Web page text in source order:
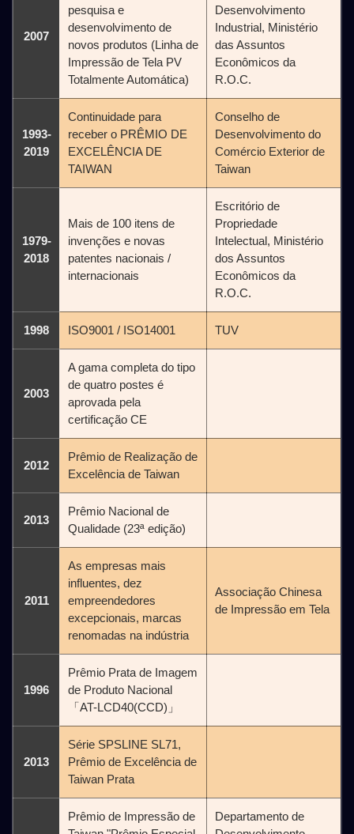
2007
pesquisa e
desenvolvimento de
novos produtos (Linha de
Impressão de Tela PV
Totalmente Automática)
Desenvolvimento
Industrial, Ministério
das Assuntos
Econômicos da
R.O.C.
1993-
2019
Continuidade para
receber o PRÊMIO DE
EXCELÊNCIA DE
TAIWAN
Conselho de
Desenvolvimento do
Comércio Exterior de
Taiwan
1979-
2018
Mais de 100 itens de
invenções e novas
patentes nacionais /
internacionais
Escritório de
Propriedade
Intelectual, Ministério
dos Assuntos
Econômicos da
R.O.C.
1998 ISO9001 / ISO14001 TUV
2003
A gama completa do tipo
de quatro postes é
aprovada pela
certificação CE
2012
Prêmio de Realização de
Excelência de Taiwan
2013
Prêmio Nacional de
Qualidade (23ª edição)
2011
As empresas mais
influentes, dez
empreendedores
excepcionais, marcas
renomadas na indústria
Associação Chinesa
de Impressão em Tela
1996
Prêmio Prata de Imagem
de Produto Nacional
「AT-LCD40(CCD)」
2013
Série SPSLINE SL71,
Prêmio de Excelência de
Taiwan Prata
Prêmio de Impressão de
Departamento de